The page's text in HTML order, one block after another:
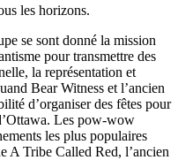
les horizons.
se sont donné la mission
pour transmettre des
la représentation et
Bear Witness et l’ancien
d’organiser des fêtes pour
Les pow-wow
les plus populaires
A Tribe Called Red, l’ancien